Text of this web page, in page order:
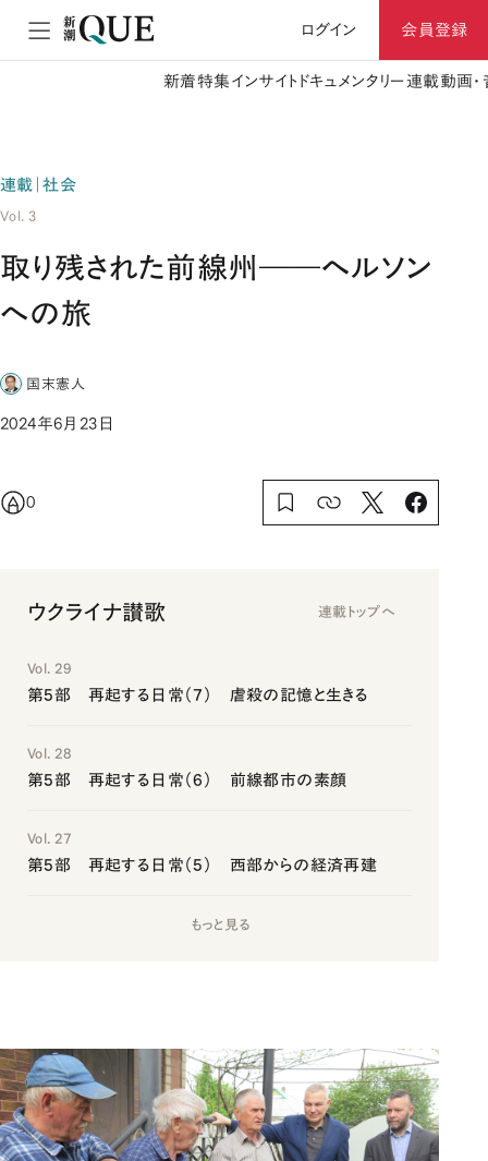
ログイン 会員登録
新着特集 インサイト ドキュメンタリー 連載動画
連載｜社会
Vol. 3
取り残された前線州――ヘルソン
への旅
国末憲人
2024年6月23日
0
ウクライナ讃歌 連載トップへ
Vol. 29
第5部 再起する日常（7） 虐殺の記憶と生きる
Vol. 28
第5部 再起する日常（6） 前線都市の素顔
Vol. 27
第5部 再起する日常（5） 西部からの経済再建
もっと見る